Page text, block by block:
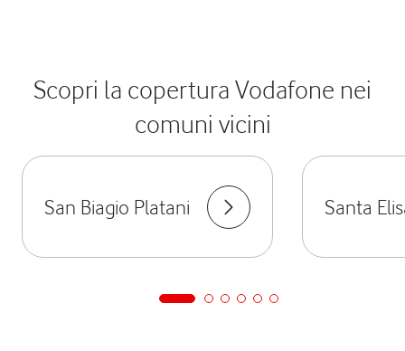
Scopri la copertura Vodafone nei
comuni vicini
San Biagio Platani Santa